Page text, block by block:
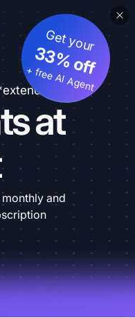
at
Get your
33% off
+ free AI Agent
and